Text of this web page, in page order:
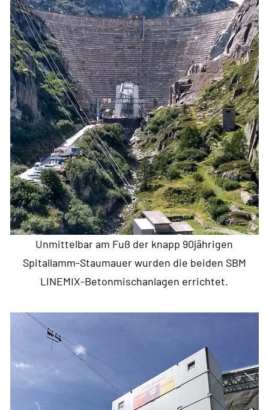
Unmittelbar am Fuß der knapp 90jährigen
Spitallamm-Staumauer wurden die beiden SBM
LINEMIX-Betonmischanlagen errichtet.